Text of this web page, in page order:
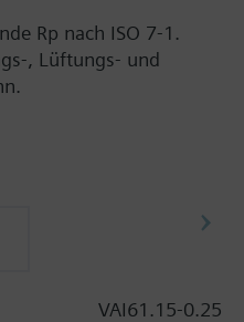
Rp nach ISO 7-1.
, Lüftungs- und
VAI61.15-0.25